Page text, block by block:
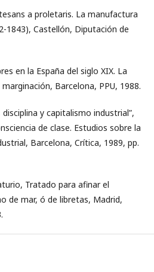
a proletaris. La manufactura
1843), Castellón, Diputación de
en la España del siglo XIX. La
Barcelona, PPU, 1988.
disciplina y capitalismo industrial”,
de clase. Estudios sobre la
Barcelona, Crítica, 1989, pp.
Tratado para afinar el
de mar, ó de libretas, Madrid,